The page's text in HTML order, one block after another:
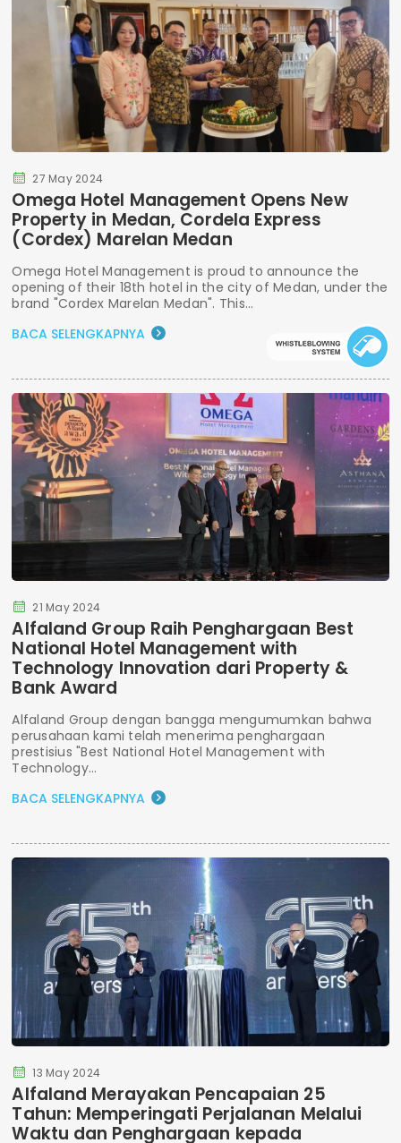
27 May 2024
Omega Hotel Management Opens New
Property in Medan, Cordela Express
(Cordex) Marelan Medan
Omega Hotel Management is proud to announce the
opening of their 18th hotel in the city of Medan, under the
brand "Cordex Marelan Medan". This...
BACA SELENGKAPNYA
21 May 2024
Alfaland Group Raih Penghargaan Best
National Hotel Management with
Technology Innovation dari Property &
Bank Award
Alfaland Group dengan bangga mengumumkan bahwa
perusahaan kami telah menerima penghargaan
prestisius "Best National Hotel Management with
Technology...
BACA SELENGKAPNYA
13 May 2024
Alfaland Merayakan Pencapaian 25
Tahun: Memperingati Perjalanan Melalui
Waktu dan Penghargaan kepada